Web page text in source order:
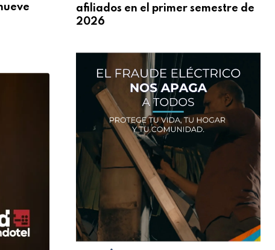
Más de 824 mil orientaciones: la DIDA
AGOSTO 3, 2026
afiliados en el primer semestre de
2026